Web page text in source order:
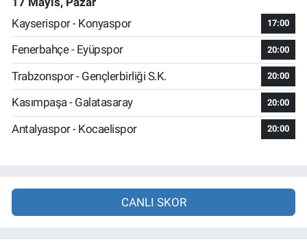
Kayserispor - Konyaspor
17:00
Fenerbahçe - Eyüpspor 20:00
Trabzonspor - Gençlerbirliği S.K. 20:00
Kasımpaşa - Galatasaray 20:00
Antalyaspor - Kocaelispor 20:00
CANLI SKOR